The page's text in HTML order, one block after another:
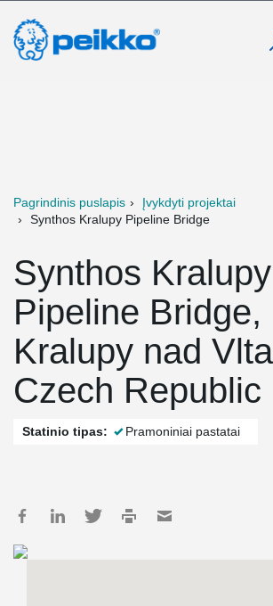
Pagrindinis puslapis
Įvykdyti projektai
Synthos Kralupy Pipeline Bridge
Synthos Kralupy
Pipeline Bridge,
Kralupy nad
Czech Republic
Statinio tipas: Pramoniniai pastatai